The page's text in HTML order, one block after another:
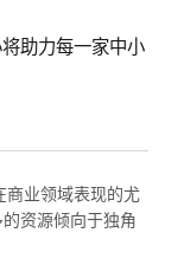
助力每一家中小
商业领域表现的尤
资源倾向于独角